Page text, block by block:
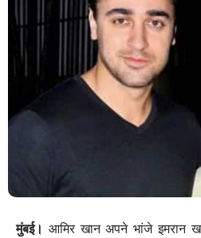
मुंबई। आमिर खान अपने भांजे इमरान